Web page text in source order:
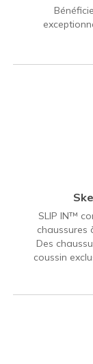
SLIP IN™
chaussures
Des
coussin